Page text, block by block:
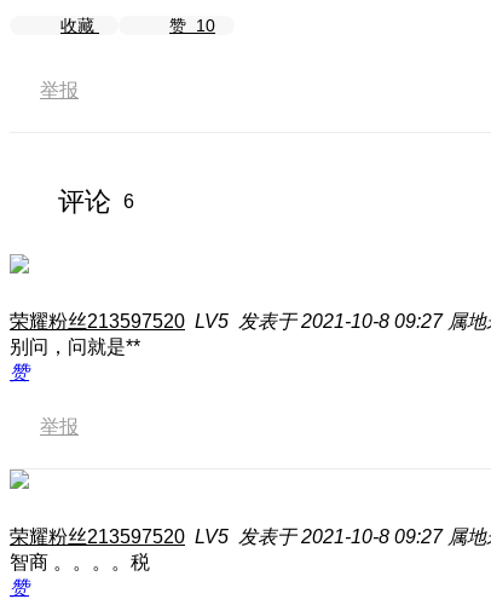
收藏 赞 10
举报
评论 6
荣耀粉丝213597520 LV5 发表于 2021-10-8 09:27 属
别问，问就是**
赞
举报
荣耀粉丝213597520 LV5 发表于 2021-10-8 09:27 属
智商 。。。。税
赞